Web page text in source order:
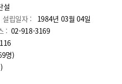
설
설립일자 :
1984년 03월 04일
: 02-918-3169
명)